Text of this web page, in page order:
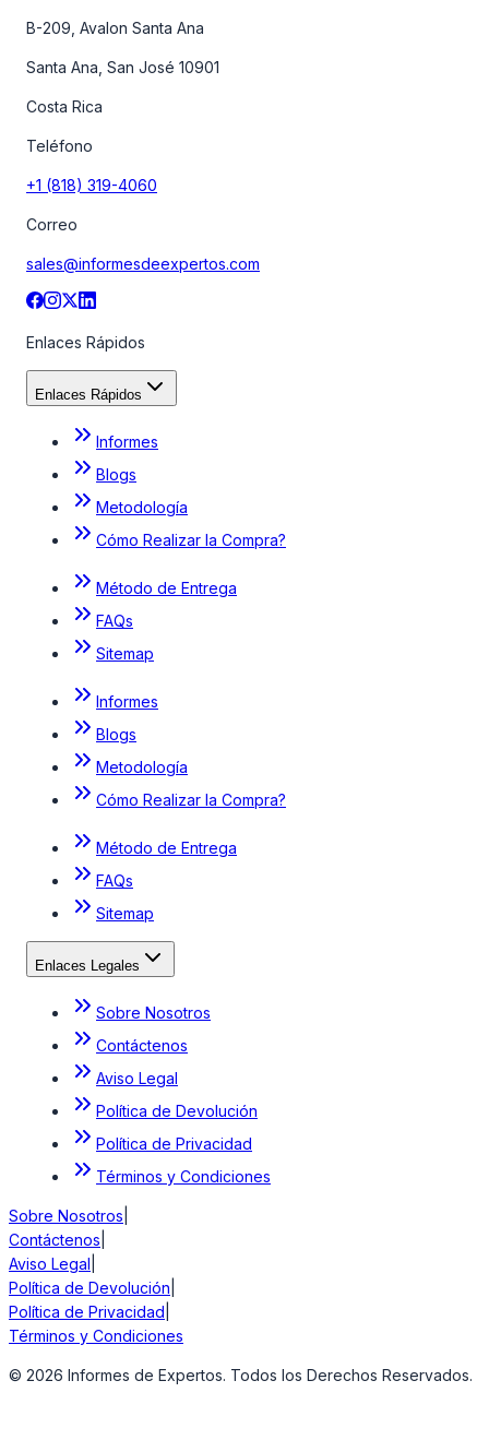
B-209, Avalon Santa Ana
Santa Ana, San José 10901
Costa Rica
Teléfono
+1 (818) 319-4060
Correo
sales@informesdeexpertos.com
Enlaces Rápidos
Enlaces Rápidos
Informes
Blogs
Metodología
Cómo Realizar la Compra?
Método de Entrega
FAQs
Sitemap
Informes
Blogs
Metodología
Cómo Realizar la Compra?
Método de Entrega
FAQs
Sitemap
Enlaces Legales
Sobre Nosotros
Contáctenos
Aviso Legal
Política de Devolución
Política de Privacidad
Términos y Condiciones
Sobre Nosotros
Contáctenos
Aviso Legal
Política de Devolución
Política de Privacidad
Términos y Condiciones
© 2026 Informes de Expertos. Todos los Derechos Reservados.